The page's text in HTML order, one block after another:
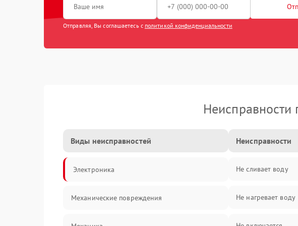
Отправляя, Вы соглашаетесь с политикой конфиденциальности
Виды неисправностей
Электроника
Механические повреждения
Неисправности
Не сливает воду
Не нагревает воду